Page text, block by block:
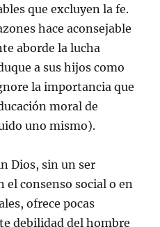
que excluyen la fe.
hace aconsejable
aborde la lucha
a sus hijos como
la importancia que
moral de
uno mismo).
Dios, sin un ser
el consenso social o en
ofrece pocas
debilidad del hombre